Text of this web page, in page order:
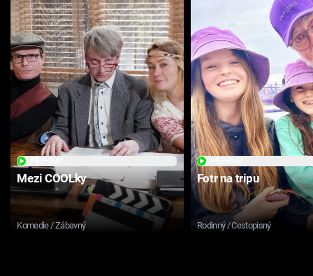
Mezi COOLky
Komedie / Zábavný
Fotr na tripu
Rodinný / Cestopisný